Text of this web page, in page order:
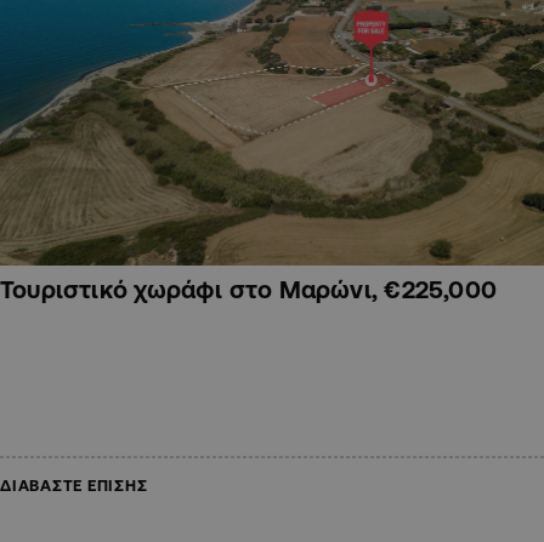
Τουριστικό χωράφι στο Μαρώνι, €225,000
ΔΙΑΒΑΣΤΕ ΕΠΙΣΗΣ